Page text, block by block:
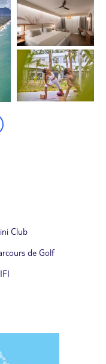
Club
de Golf